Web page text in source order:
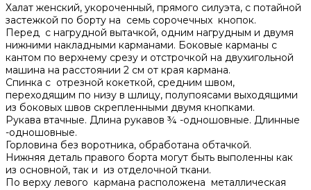
Халат женский, укороченный, прямого силуэта, с потайной
застежкой по борту на семь сорочечных кнопок.
Перед с нагрудной вытачкой, одним нагрудным и двумя
нижними накладными карманами. Боковые карманы с
кантом по верхнему срезу и отстрочкой на двухигольной
машина на расстоянии 2 см от края кармана.
Спинка с отрезной кокеткой, средним швом,
переходящим по низу в шлицу, полупоясами выходящими
из боковых швов скрепленными двумя кнопками.
Рукава втачные. Длина рукавов ¾ -одношовные. Длинные
-одношовные.
Горловина без воротника, обработана обтачкой.
Нижняя деталь правого борта могут быть выполенны как
из основной, так и из отделочной ткани.
По верху левого кармана расположена металлическая